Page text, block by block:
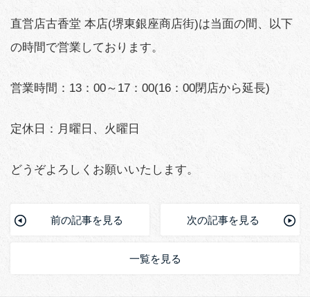
直営店古香堂 本店(堺東銀座商店街)は当面の間、以下
の時間で営業しております。
営業時間：13：00～17：00(16：00閉店から延長)
定休日：月曜日、火曜日
どうぞよろしくお願いいたします。
前の記事を見る 次の記事を見る
一覧を見る